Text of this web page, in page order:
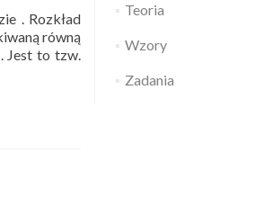
. Rozkład
równą
Jest to tzw.
Teoria
Wzory
Zadania